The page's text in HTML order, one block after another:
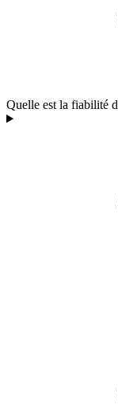
Quelle est la fiabilité